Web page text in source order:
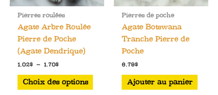
Pierres roulées
Agate Arbre Roulée
Pierre de Poche
(Agate Dendrique)
1.02$ – 1.70$Plage
prix :
1.02$
Choix des options
Ce
produit
Pierres de poche
Agate Botswana
Tranche Pierre de
Poche
6.79$
Ajouter au panier